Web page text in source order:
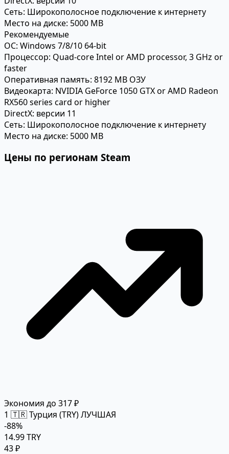
Сеть: Широкополосное подключение к интернету
Место на диске: 5000 MB
Рекомендуемые
ОС: Windows 7/8/10 64-bit
Процессор: Quad-core Intel or AMD processor, 3 GHz or
faster
Оперативная память: 8192 MB ОЗУ
Видеокарта: NVIDIA GeForce 1050 GTX or AMD Radeon
RX560 series card or higher
DirectX: версии 11
Сеть: Широкополосное подключение к интернету
Место на диске: 5000 MB
Цены по регионам Steam
Экономия до 317 ₽
1 🇹🇷 Турция (TRY)ЛУЧШАЯ
-88%
14.99 TRY
43 ₽